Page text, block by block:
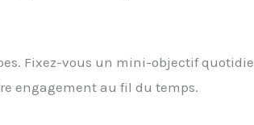
Fixez-vous un mini-objectif
engagement au fil du temps.